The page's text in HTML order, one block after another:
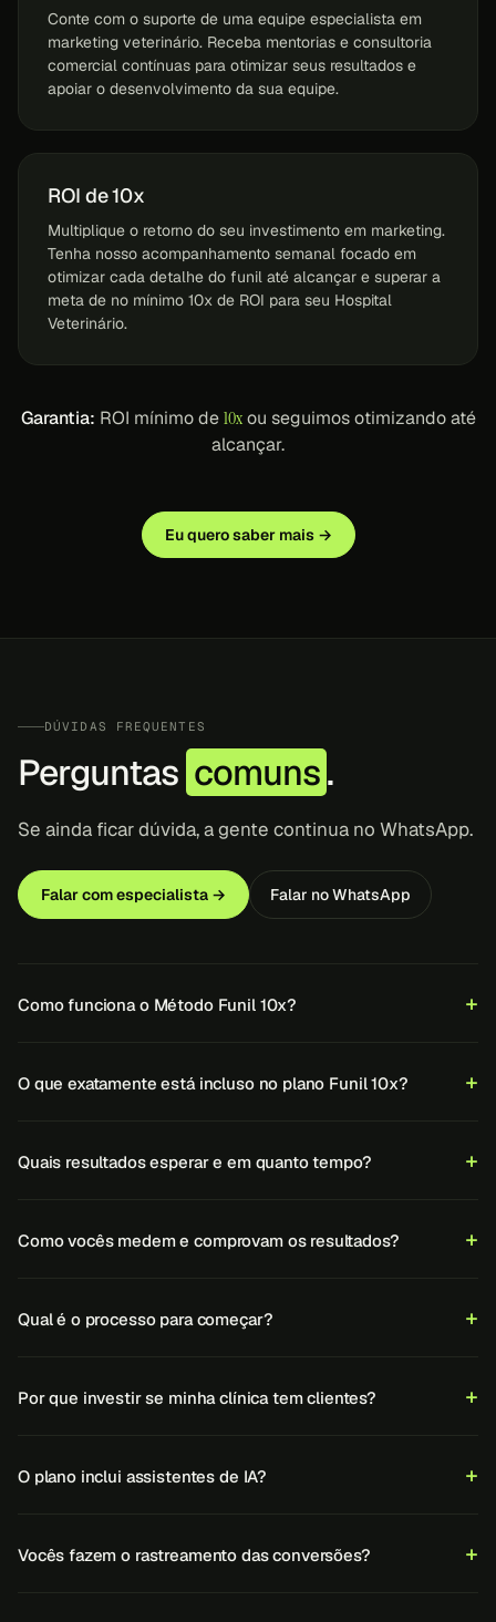
Conte com o suporte de uma equipe especialista em
marketing veterinário. Receba mentorias e consultoria
comercial contínuas para otimizar seus resultados e
apoiar o desenvolvimento da sua equipe.
ROI de 10x
Multiplique o retorno do seu investimento em marketing.
Tenha nosso acompanhamento semanal focado em
otimizar cada detalhe do funil até alcançar e superar a
meta de no mínimo 10x de ROI para seu Hospital
Veterinário.
Garantia: ROI mínimo de10xou seguimos otimizando até
alcançar.
Eu quero saber mais →
DÚVIDAS FREQUENTES
Perguntas comuns.
Se ainda ficar dúvida, a gente continua no WhatsApp.
Falar com especialista → Falar no WhatsApp
Como funciona o Método Funil 10x?
O que exatamente está incluso no plano Funil 10x?
Quais resultados esperar e em quanto tempo?
Como vocês medem e comprovam os resultados?
Qual é o processo para começar?
Por que investir se minha clínica tem clientes?
O plano inclui assistentes de IA?
Vocês fazem o rastreamento das conversões?